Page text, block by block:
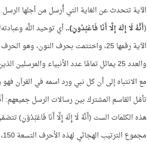
الآية تتحدث عن الغاية التي أُرسل من أجلها
(أَنَّهُ لَا إِلَهَ إِلَّا أَنَا فَاعْبُدُونِ)..أي توحيد اللَّه وعبادته!
الآية رقمها 25، واختتمت بحرف النون، وهو الحرف رقم 25 في قائمة الحروف الهجائية!
والعدد 25 يماثل تمامًا عدد الأنبياء والمرسلين الذين وردت أسماؤهم في القرآن!
مع الانتباه إلى أن كل نبي ورد اسمه في القرآن
تأمّل القاسم المشترك بين رسالات الرسل جميعهم:
هذه الكلمات الست (أَنَّهُ لَا إِلَهَ إِلَّا أَنَا فَاعْبُدُوْنِ) تتضمّن 9 أحرف
مجموع الترتيب الهجائي لهذه الأحرف التسعة 150، وهذا العدد = 25 × 6